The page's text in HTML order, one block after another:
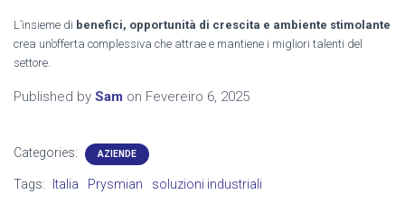
L’insieme di benefici, opportunità di crescita e ambiente stimolante
crea un’offerta complessiva che attrae e mantiene i migliori talenti del
settore.
Published by Sam on Fevereiro 6, 2025
Categories: AZIENDE
Tags: Italia Prysmian soluzioni industriali